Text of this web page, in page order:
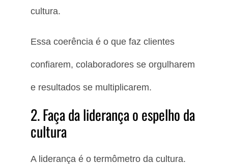
cultura.
Essa coerência é o que faz clientes
confiarem, colaboradores se orgulharem
e resultados se multiplicarem.
2. Faça da liderança o espelho da
cultura
A liderança é o termômetro da cultura.